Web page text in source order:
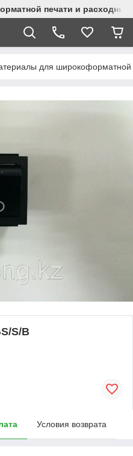
печати и
для широкоформатной
S/B
Условия возврата